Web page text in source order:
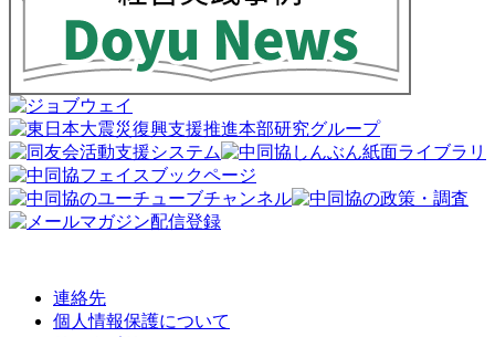
連絡先
個人情報保護について